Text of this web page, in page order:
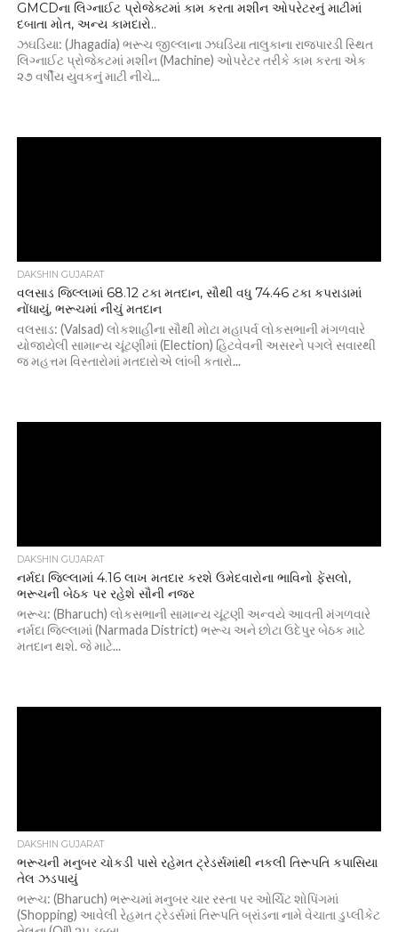
GMCDના લિગ્નાઈટ પ્રોજેક્ટમાં કામ કરતા મશીન ઓપરેટરનું માટીમાં
દબાતા મોત, અન્ય કામદારો..
ઝઘડિયા: (Jhagadia) ભરૂચ જીલ્લાના ઝઘડિયા તાલુકાના રાજપારડી સ્થિત
લિગ્નાઈટ પ્રોજેકટમાં મશીન (Machine) ઓપરેટર તરીકે કામ કરતા એક
૨૭ વર્ષીય યુવકનું માટી નીચે...
DAKSHIN GUJARAT
વલસાડ જિલ્લામાં 68.12 ટકા મતદાન, સૌથી વધુ 74.46 ટકા કપરાડામાં
નોંધાયું, ભરૂચમાં નીચું મતદાન
વલસાડ: (Valsad) લોકશાહીના સૌથી મોટા મહાપર્વ લોકસભાની મંગળવારે
યોજાયેલી સામાન્ય ચૂંટણીમાં (Election) હિટવેવની અસરને પગલે સવારથી
જ મહત્તમ વિસ્તારોમાં મતદારોએ લાંબી કતારો...
DAKSHIN GUJARAT
નર્મદા જિલ્લામાં 4.16 લાખ મતદાર કરશે ઉમેદવારોના ભાવિનો ફેંસલો,
ભરૂચની બેઠક પર રહેશે સૌની નજર
ભરૂચ: (Bharuch) લોકસભાની સામાન્ય ચૂંટણી અન્વયે આવતી મંગળવારે
નર્મદા જિલ્લામાં (Narmada District) ભરૂચ અને છોટા ઉદેપુર બેઠક માટે
મતદાન થશે. જે માટે...
DAKSHIN GUJARAT
ભરૂચની મનુબર ચોકડી પાસે રહેમત ટ્રેડર્સમાંથી નકલી તિરૂપતિ કપાસિયા
તેલ ઝડપાયું
ભરૂચ: (Bharuch) ભરૂચમાં મનુબર ચાર રસ્તા પર ઓર્ચિટ શોપિંગમાં
(Shopping) આવેલી રેહમત ટ્રેડર્સમાં તિરૂપતિ બ્રાંડના નામે વેચાતા ડુપ્લીકેટ